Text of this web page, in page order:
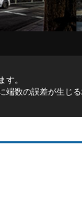
す。
端数の誤差が生じ